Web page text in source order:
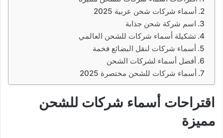
أسماء شركات شحن عربية 2025
اسم شركة شحن جذابة
تشكيلة أسماء شركات للشحن العالمي
أسماء شركات لنقل البضائع فخمة
أفضل أسماء لشركات الشحن
أسماء شركات للشحن مختصرة 2025
اقتراحات أسماء شركات للشحن
مميزة